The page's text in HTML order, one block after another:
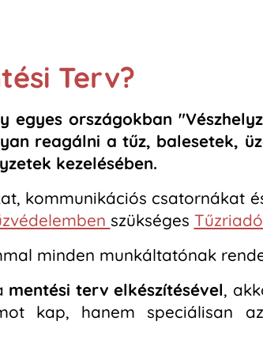
Terv?
egyes országokban
reagálni a tűz, balesetek,
kezelésében.
kommunikációs csatornákat
szükséges
minden munkáltatónak
mentési terv elkészítésével,
kap, hanem speciálisan